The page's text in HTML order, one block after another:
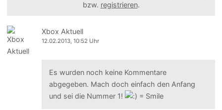
bzw. registrieren.
Xbox Aktuell
12.02.2013, 10:52 Uhr
Es wurden noch keine Kommentare
abgegeben. Mach doch einfach den Anfang
und sei die Nummer 1!